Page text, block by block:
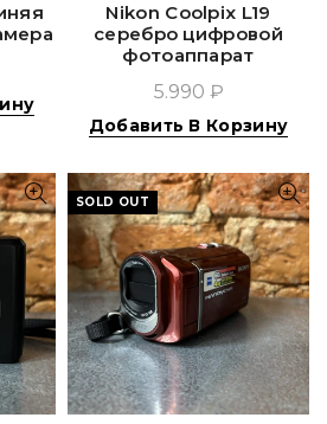
Nikon Coolpix L19
серебро цифровой
фотоаппарат
5.990 ₽
Добавить В Корзину
SOLD OUT